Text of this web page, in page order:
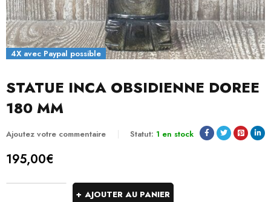
4X avec Paypal possible
STATUE INCA OBSIDIENNE DOREE
180 MM
Ajoutez votre commentaire Statut: 1 en stock
195,00€
AJOUTER AU PANIER